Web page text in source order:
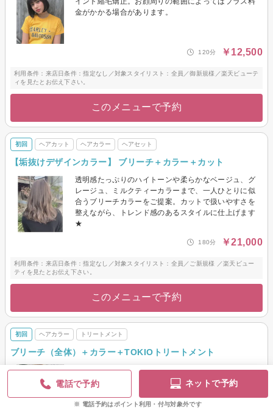
金がかかる場合があります。
120分 ￥12,500
利用条件：来店日条件：指定なし／対象スタイリスト：全員／御新規様／楽天ビューテ
ィを見たとお伝え下さい。
このメニューで予約
初回 ヘアカット ヘアカラー ヘアセット
【垢抜けデザインカラー】 ブリーチ＋カラー＋カット
透明感たっぷりのハイトーンや柔らかなベージュ、グ
レージュ、ミルクティーカラーまで、一人ひとりに似
合うブリーチカラーをご提案。カットで扱いやすさを
整えながら、トレンド感のあるスタイルに仕上げます
★
180分 ￥21,000
利用条件：来店日条件：指定なし／対象スタイリスト：全員／ご新規様 ／楽天ビュー
ティを見たとお伝え下さい。
このメニューで予約
初回 ヘアカラー トリートメント
ブリーチ（全体）＋カラー＋TOKIOトリートメント
髪全体を一度ブリーチし色を入れます。 トリートメン
ト付き。☆ベーシックTOKIO＋￥1,100★プレミアム
TOKIO＋￥2,750変更可能★ダメージ削減プレミアムブ
リーチ変更は＋￥2,200
電話で予約 ネットで予約
電話予約はポイント利用・付与対象外です